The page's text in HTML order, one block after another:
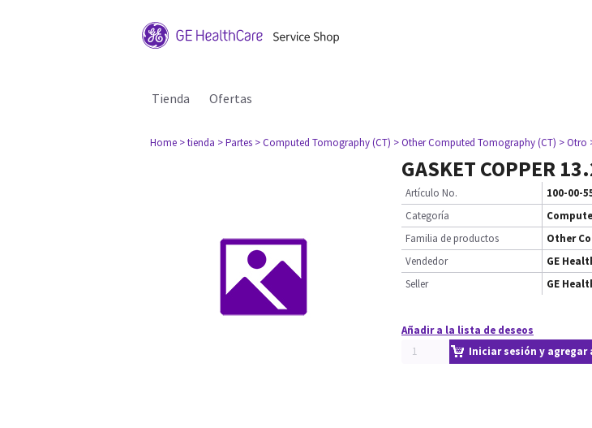
Tienda Ofertas
Home > tienda > Partes > Computed Tomography (CT) > Other Computed Tomography (CT) > Otro
GASKET COPPER
Artículo No.
100-00-
Categoría
Familia de productos
Other
Vendedor
GE
Seller
GE
Añadir a la lista de deseos
Iniciar sesión y agregar